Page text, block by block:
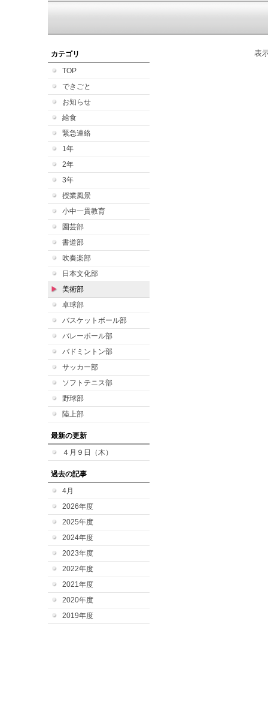
カテゴリ
TOP
できごと
お知らせ
給食
緊急連絡
1年
2年
3年
授業風景
小中一貫教育
園芸部
書道部
吹奏楽部
日本文化部
美術部
卓球部
バスケットボール部
バレーボール部
バドミントン部
サッカー部
ソフトテニス部
野球部
陸上部
最新の更新
４月９日（木）
過去の記事
4月
2026年度
2025年度
2024年度
2023年度
2022年度
2021年度
2020年度
2019年度
表